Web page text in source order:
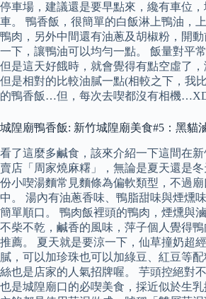
停車場，建議還是要早點來，纔有車位
車。 鴨香飯，很簡單的白飯淋上鴨油，
鴨肉，另外中間還有油蔥及胡椒粉，開
一下，讓鴨油可以均勻一點。 飯量對平
但是這天好餓時，就會覺得有點空虛了，
但是相對的比較油膩一點(相較之下，我
的鴨香飯…但，每次去喫都沒有相機
城隍廟鴨香飯: 新竹城隍廟美食#5：黑貓
看了這麼多鹹食，該來介紹一下這間在
賣店「周家燒麻糬」，無論是夏天還是
份小喫湯麵常見麵條為偏軟類型，不過
中。 湯內有油蔥香味、鴨脂甜味與煙燻
簡單順口。 鴨肉飯裡頭的鴨肉，煙燻與
不柴不乾，鹹香的風味，萍子個人覺得
推薦。 夏天就是要涼一下，仙草撞奶超
膩，可以加珍珠也可以加綠豆、紅豆等
絲也是店家的人氣招牌喔。 芋頭控絕對
也是城隍廟口的必喫美食，採近似於生